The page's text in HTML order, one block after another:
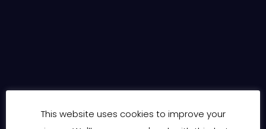
This website uses cookies to improve your